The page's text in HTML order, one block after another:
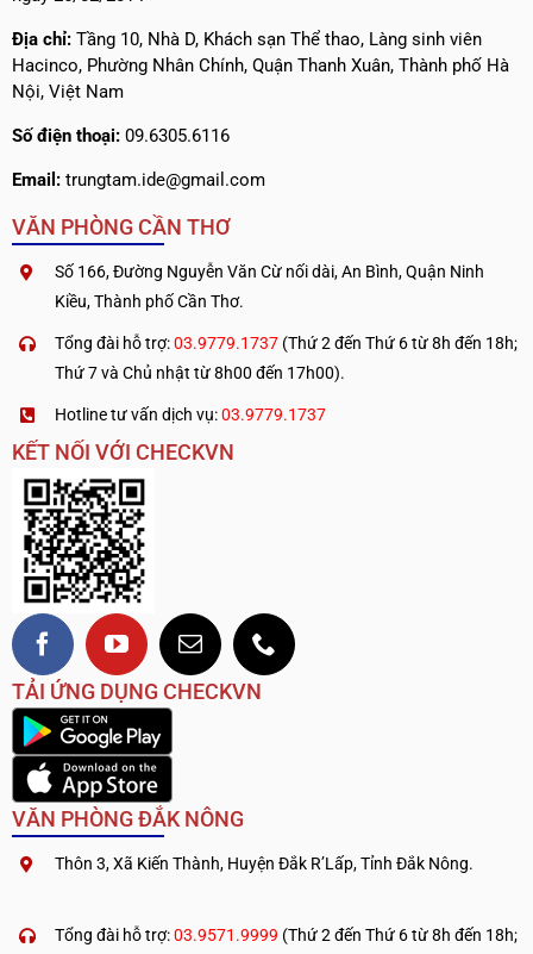
Địa chỉ: Tầng 10, Nhà D, Khách sạn Thể thao, Làng sinh viên
Hacinco, Phường Nhân Chính, Quận Thanh Xuân, Thành phố Hà
Nội, Việt Nam
Số điện thoại: 09.6305.6116
Email: trungtam.ide@gmail.com
VĂN PHÒNG CẦN THƠ
Số 166, Đường Nguyễn Văn Cừ nối dài, An Bình, Quận Ninh
Kiều, Thành phố Cần Thơ.
Tổng đài hỗ trợ:03.9779.1737 (Thứ 2 đến Thứ 6 từ 8h đến 18h;
Thứ 7 và Chủ nhật từ 8h00 đến 17h00).
Hotline tư vấn dịch vụ:03.9779.1737
KẾT NỐI VỚI CHECKVN
TẢI ỨNG DỤNG CHECKVN
VĂN PHÒNG ĐẮK NÔNG
Thôn 3, Xã Kiến Thành, Huyện Đắk R’Lấp, Tỉnh Đắk Nông.
Tổng đài hỗ trợ:03.9571.9999 (Thứ 2 đến Thứ 6 từ 8h đến 18h;